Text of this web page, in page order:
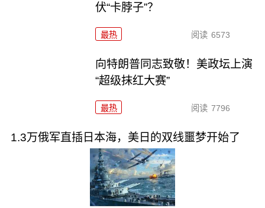
伏“卡脖子”？
最热 阅读 6573
向特朗普同志致敬！美政坛上演
“超级抹红大赛”
最热 阅读 7796
1.3万俄军直插日本海，美日的双线噩梦开始了